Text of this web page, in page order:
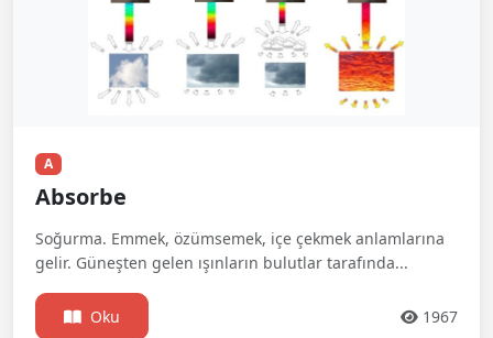
A
Absorbe
Soğurma. Emmek, özümsemek, içe çekmek anlamlarına
gelir. Güneşten gelen ışınların bulutlar tarafında...
Oku 1967